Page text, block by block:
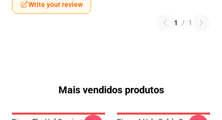
Write your review
1 / 1
Mais vendidos produtos